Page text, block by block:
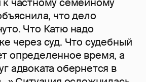
к частному семейному
что дело
Что Катю надо
через суд. Что судебный
определенное время, а
адвоката обернется в